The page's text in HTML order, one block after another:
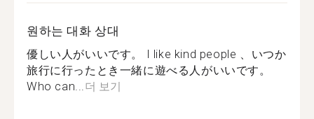
원하는 대화 상대
優しい人がいいです。 I like kind people 、いつか
旅行に行ったとき一緒に遊べる人がいいです。
Who can...더 보기